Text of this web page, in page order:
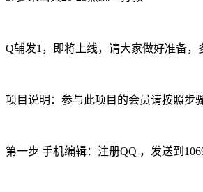
Q辅发1，即将上线，请大家做好准备，
项目说明：参与此项目的会员请按照步
第一步 手机编辑：注册QQ ，发送到